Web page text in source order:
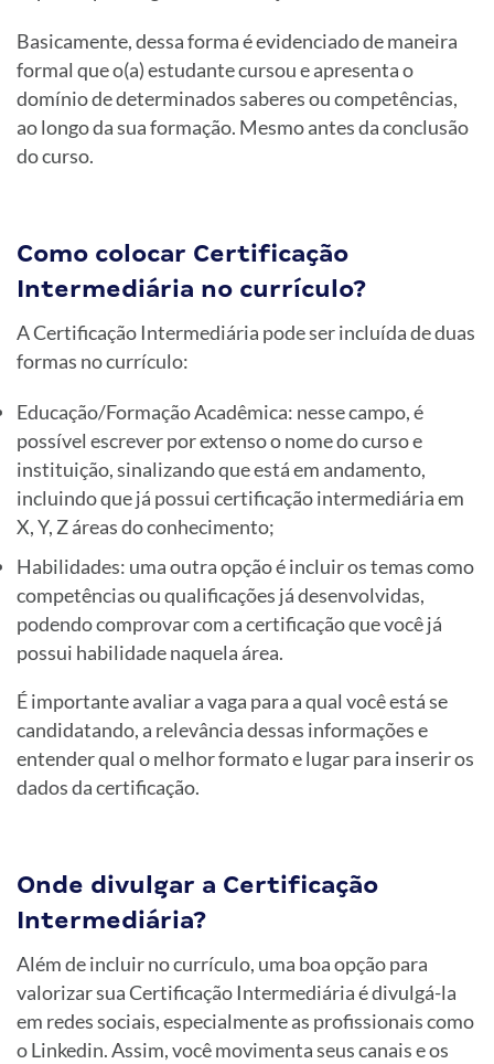
Basicamente, dessa forma é evidenciado de maneira
formal que o(a) estudante cursou e apresenta o
domínio de determinados saberes ou competências,
ao longo da sua formação. Mesmo antes da conclusão
do curso.
Como colocar Certificação
Intermediária no currículo?
A Certificação Intermediária pode ser incluída de duas
formas no currículo:
Educação/Formação Acadêmica: nesse campo, é
possível escrever por extenso o nome do curso e
instituição, sinalizando que está em andamento,
incluindo que já possui certificação intermediária em
X, Y, Z áreas do conhecimento;
Habilidades: uma outra opção é incluir os temas como
competências ou qualificações já desenvolvidas,
podendo comprovar com a certificação que você já
possui habilidade naquela área.
É importante avaliar a vaga para a qual você está se
candidatando, a relevância dessas informações e
entender qual o melhor formato e lugar para inserir os
dados da certificação.
Onde divulgar a Certificação
Intermediária?
Além de incluir no currículo, uma boa opção para
valorizar sua Certificação Intermediária é divulgá-la
em redes sociais, especialmente as profissionais como
o Linkedin. Assim, você movimenta seus canais e os